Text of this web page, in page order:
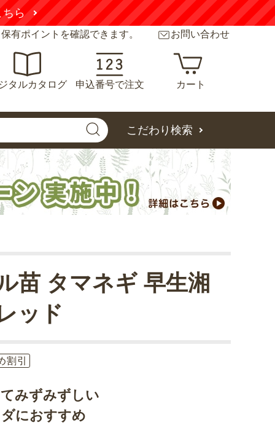
ちら
有ポイントを確認できます。 お問い合わせ
タルカタログ 申込番号で注文 カート
こだわり検索
割引
みずみずしい
におすすめ
苗 タマネギ 早生湘
ッド